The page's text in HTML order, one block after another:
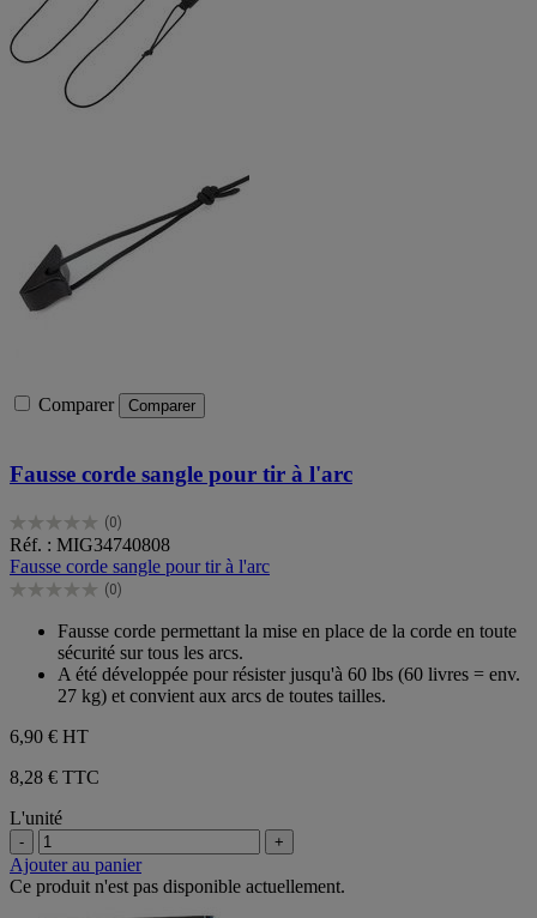
Comparer Comparer
Fausse corde sangle pour tir à l'arc
(0)
0.0
sur
5
étoiles.
Réf. : MIG34740808
Fausse corde sangle pour tir à l'arc
(0)
0.0
étoiles.
Fausse corde permettant la mise en place de la corde en toute
sécurité sur tous les arcs.
A été développée pour résister jusqu'à 60 lbs (60 livres = env.
27 kg) et convient aux arcs de toutes tailles.
6,90 € HT
8,28 € TTC
L'unité
- +
Ajouter au panier
Ce produit n'est pas disponible actuellement.